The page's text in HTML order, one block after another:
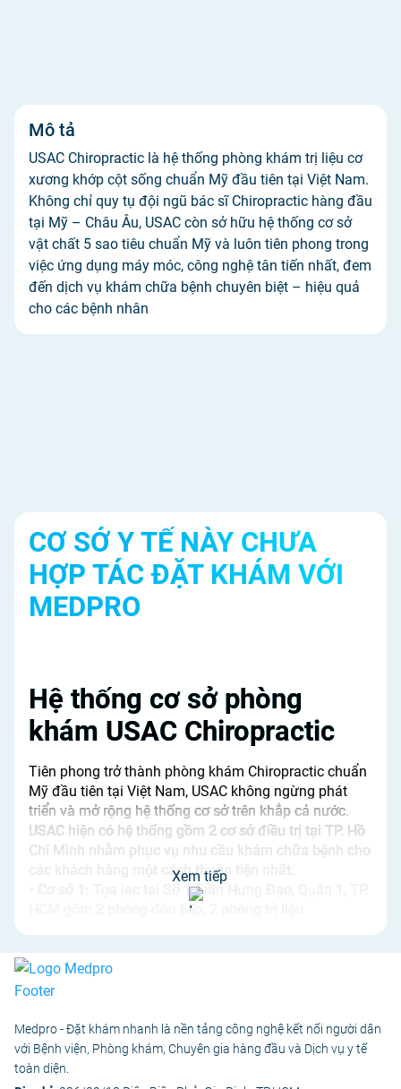
Mô tả
USAC Chiropractic là hệ thống phòng khám trị liệu cơ
xương khớp cột sống chuẩn Mỹ đầu tiên tại Việt Nam.
Không chỉ quy tụ đội ngũ bác sĩ Chiropractic hàng đầu
tại Mỹ – Châu Âu, USAC còn sở hữu hệ thống cơ sở
vật chất 5 sao tiêu chuẩn Mỹ và luôn tiên phong trong
việc ứng dụng máy móc, công nghệ tân tiến nhất, đem
đến dịch vụ khám chữa bệnh chuyên biệt – hiệu quả
cho các bệnh nhân
CƠ SỞ Y TẾ NÀY CHƯA
HỢP TÁC ĐẶT KHÁM VỚI
MEDPRO
Hệ thống cơ sở phòng
khám USAC Chiropractic
Tiên phong trở thành phòng khám Chiropractic chuẩn
Mỹ đầu tiên tại Việt Nam, USAC không ngừng phát
triển và mở rộng hệ thống cơ sở trên khắp cả nước.
USAC hiện có hệ thống gồm 2 cơ sở điều trị tại TP. Hồ
Chí Minh nhằm phục vụ nhu cầu khám chữa bệnh cho
các khách hàng một cách thuận tiện nhất:
Tọa lạc tại Số 1 Trần Hưng Đạo, Quận 1, TP.
HCM gồm 2 phòng đón tiếp, 2 phòng trị liệu
Xem tiếp
Medpro - Đặt khám nhanh là nền tảng công nghệ kết nối người dân
với Bệnh viện, Phòng khám, Chuyên gia hàng đầu và Dịch vụ y tế
toàn diện.